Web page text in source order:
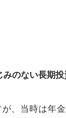
のない長期
、当時は年